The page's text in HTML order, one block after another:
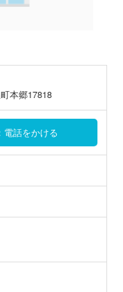
本郷17818
電話をかける